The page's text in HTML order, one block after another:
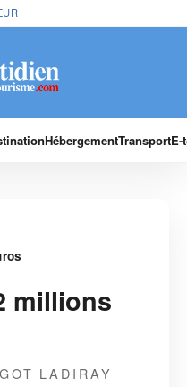
HébergementTransport
millions
LADIRAY